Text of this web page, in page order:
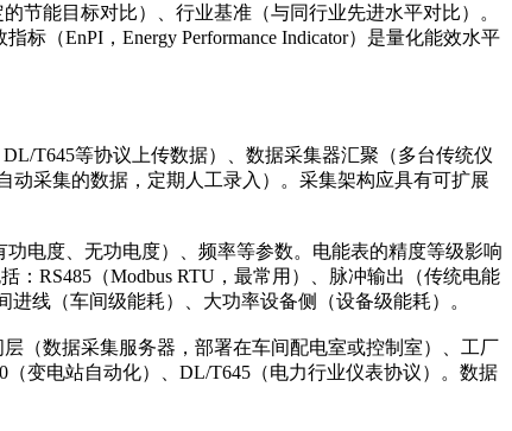
节能目标对比）、行业基准（与同行业先进水平对比）。
（EnPI，Energy Performance Indicator）是量化能效水平
T645等协议上传数据）、数据采集器汇聚（多台传统仪
动采集的数据，定期人工录入）。采集架构应具有可扩展
电度、无功电度）、频率等参数。电能表的精度等级影响
RS485（Modbus RTU，最常用）、脉冲输出（传统电能
线（车间级能耗）、大功率设备侧（设备级能耗）。
（数据采集服务器，部署在车间配电室或控制室）、工厂
变电站自动化）、DL/T645（电力行业仪表协议）。数据